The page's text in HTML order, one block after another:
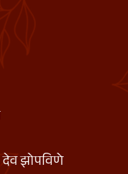
देव झोपविणे